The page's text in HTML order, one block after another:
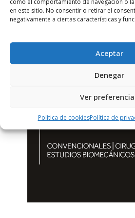
en este sitio. No consentir o retirar el
negativamente a ciertas características y
Aceptar
Denegar
Ver
Política de cookiesPolítica de